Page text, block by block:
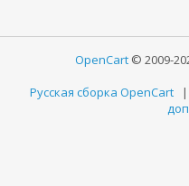
OpenCart © 2009-
Русская сборка OpenCart |